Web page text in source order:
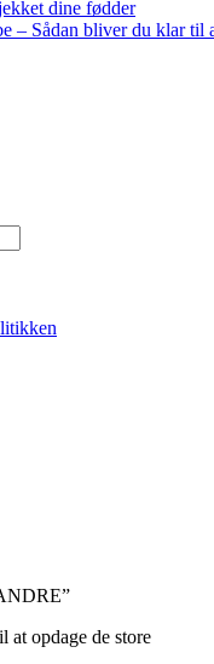
dine fødder
– Sådan bliver du klar til
at opdage de store